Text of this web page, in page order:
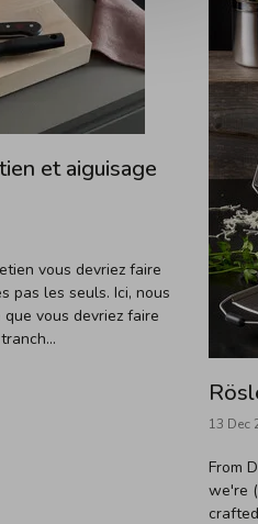
et aiguisage
vous devriez faire
pas les seuls. Ici, nous
vous devriez faire
13 Dec
From
we're